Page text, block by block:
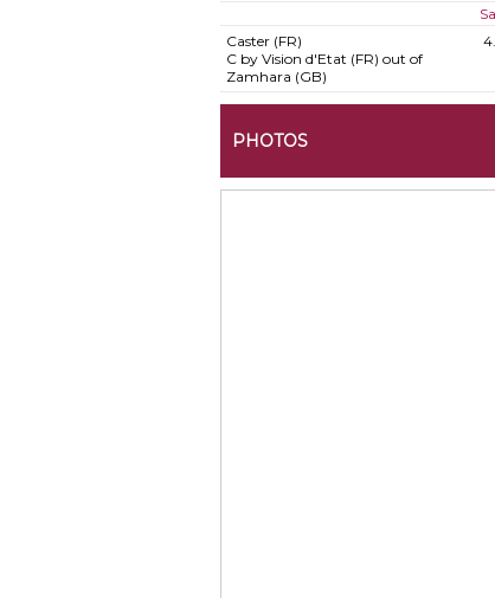
Caster (FR)
C by Vision d'Etat (FR) out of
Zamhara (GB)
PHOTOS